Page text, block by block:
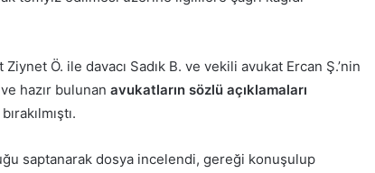
Ö. ile davacı Sadık B. ve vekili avukat Ercan Ş.’nin
hazır bulunan avukatların sözlü açıklamaları
saptanarak dosya incelendi, gereği konuşulup